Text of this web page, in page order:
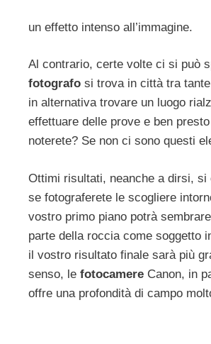
un effetto intenso all’immagine.
Al contrario, certe volte ci si può
fotografo si trova in città tra
in alternativa trovare un luogo
effettuare delle prove e ben
noterete? Se non ci sono questi
Ottimi risultati, neanche a dirsi, si
se fotograferete le scogliere
vostro primo piano potrà
parte della roccia come soggetto
il vostro risultato finale sarà più
senso, le fotocamere Canon, in
offre una profondità di campo